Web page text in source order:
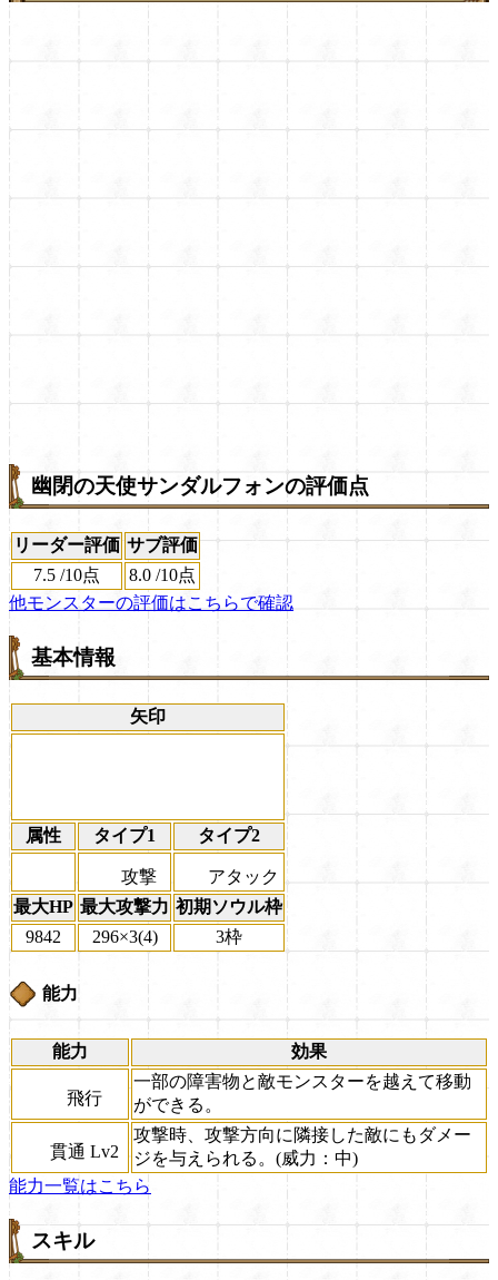
幽閉の天使サンダルフォンの評価点
リーダー評価 サブ評価
7.5 /10点 8.0 /10点
他モンスターの評価はこちらで確認
基本情報
矢印
属性 タイプ1 タイプ2
攻撃
アタック
最大HP 最大攻撃力 初期ソウル枠
9842
296×3(4) 3枠
能力
能力 効果
飛行
一部の障害物と敵モンスターを越えて移動
ができる。
貫通 Lv2
攻撃時、攻撃方向に隣接した敵にもダメー
ジを与えられる。(威力：中)
能力一覧はこちら
スキル